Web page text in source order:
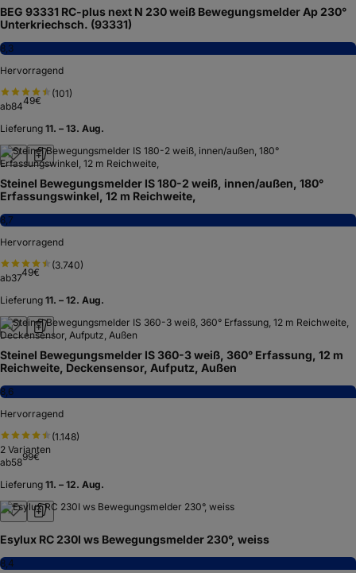
BEG 93331 RC-plus next N 230 weiß Bewegungsmelder Ap 230°
Unterkriechsch. (93331)
8,3
Hervorragend
(101)
ab8449€
Lieferung 11. – 13. Aug.
Steinel Bewegungsmelder IS 180-2 weiß, innen/außen, 180°
Erfassungswinkel, 12 m Reichweite,
8,7
Hervorragend
(3.740)
ab3749€
Lieferung 11. – 12. Aug.
Steinel Bewegungsmelder IS 360-3 weiß, 360° Erfassung, 12 m
Reichweite, Deckensensor, Aufputz, Außen
8,6
Hervorragend
(1.148)
2 Varianten
ab5899€
Lieferung 11. – 12. Aug.
Esylux RC 230I ws Bewegungsmelder 230°, weiss
8,4